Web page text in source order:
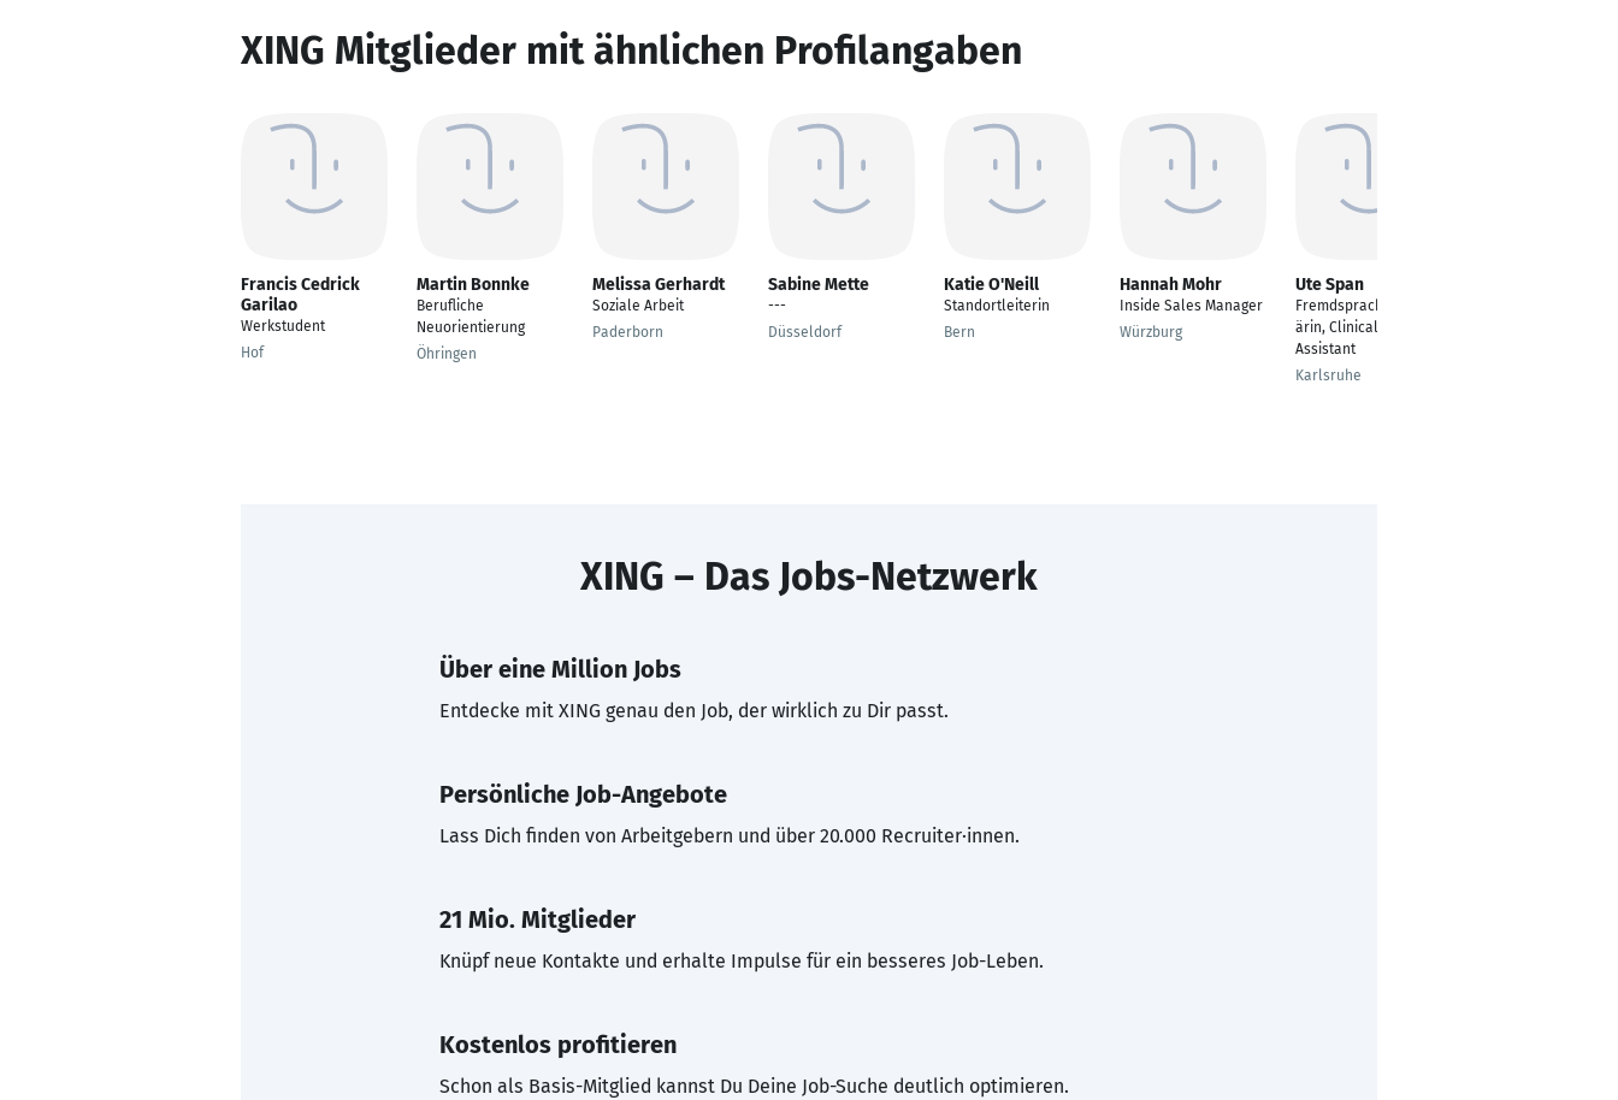
XING Mitglieder mit ähnlichen Profilangaben
Francis Cedrick
Garilao
Werkstudent
Hof
Martin Bonnke
Berufliche
Neuorientierung
Öhringen
Melissa Gerhardt
Soziale Arbeit
Paderborn
Sabine Mette
---
Düsseldorf
Katie O'Neill
Standortleiterin
Bern
Hannah Mohr
Inside Sales Manager
Würzburg
Ute Span
Fremdsprachensekret
ärin, Clinical Trial
Assistant
Karlsruhe
XING – Das Jobs-Netzwerk
Über eine Million Jobs
Entdecke mit XING genau den Job, der wirklich zu Dir passt.
Persönliche Job-Angebote
Lass Dich finden von Arbeitgebern und über 20.000 Recruiter·innen.
21 Mio. Mitglieder
Knüpf neue Kontakte und erhalte Impulse für ein besseres Job-Leben.
Kostenlos profitieren
Schon als Basis-Mitglied kannst Du Deine Job-Suche deutlich optimieren.